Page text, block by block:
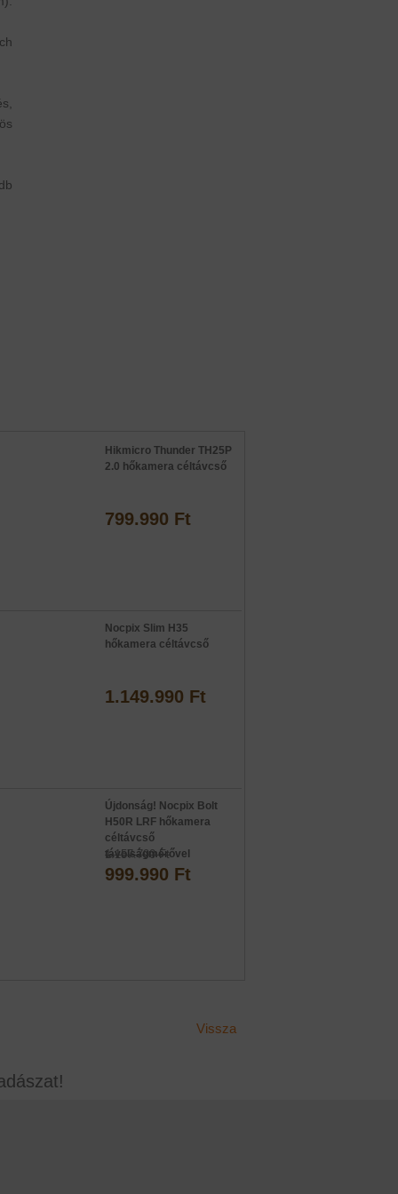
Hikmicro Thunder TH25P
2.0 hőkamera céltávcső
799.990 Ft
Nocpix Slim H35
hőkamera céltávcső
1.149.990 Ft
Újdonság! Nocpix Bolt
H50R LRF hőkamera
céltávcső
távolságmérővel
1.157.790 Ft
999.990 Ft
Vissza